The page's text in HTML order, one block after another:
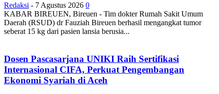
Redaksi - 7 Agustus 2026 0
KABAR BIREUEN, Bireuen - Tim dokter Rumah Sakit Umum
Daerah (RSUD) dr Fauziah Bireuen berhasil mengangkat tumor
seberat 15 kg dari pasien lansia berusia...
Dosen Pascasarjana UNIKI Raih Sertifikasi
Internasional CIFA, Perkuat Pengembangan
Ekonomi Syariah di Aceh